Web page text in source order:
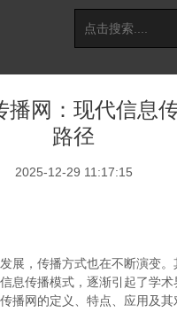
播网：现代信息
路径
2025-12-29 11:17:15
展，传播方式也在不断演变
息传播模式，逐渐引起了学术
播网的定义、特点、应用及其